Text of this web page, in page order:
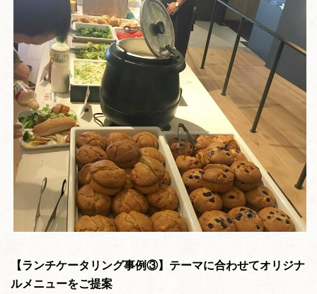
【ランチケータリング事例③】テーマに合わせてオリジナ
ルメニューをご提案